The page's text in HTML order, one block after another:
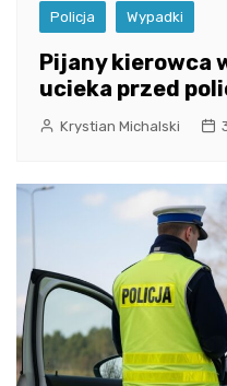
Policja Wypadki
Pijany kierowca
ucieka przed
Krystian Michalski